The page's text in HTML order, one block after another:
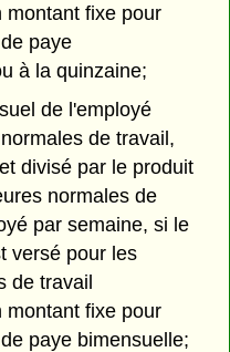
montant fixe pour
paye
à la quinzaine;
de l'employé
de travail,
divisé par le produit
normales de
par semaine, si le
versé pour les
de travail
montant fixe pour
paye bimensuelle;